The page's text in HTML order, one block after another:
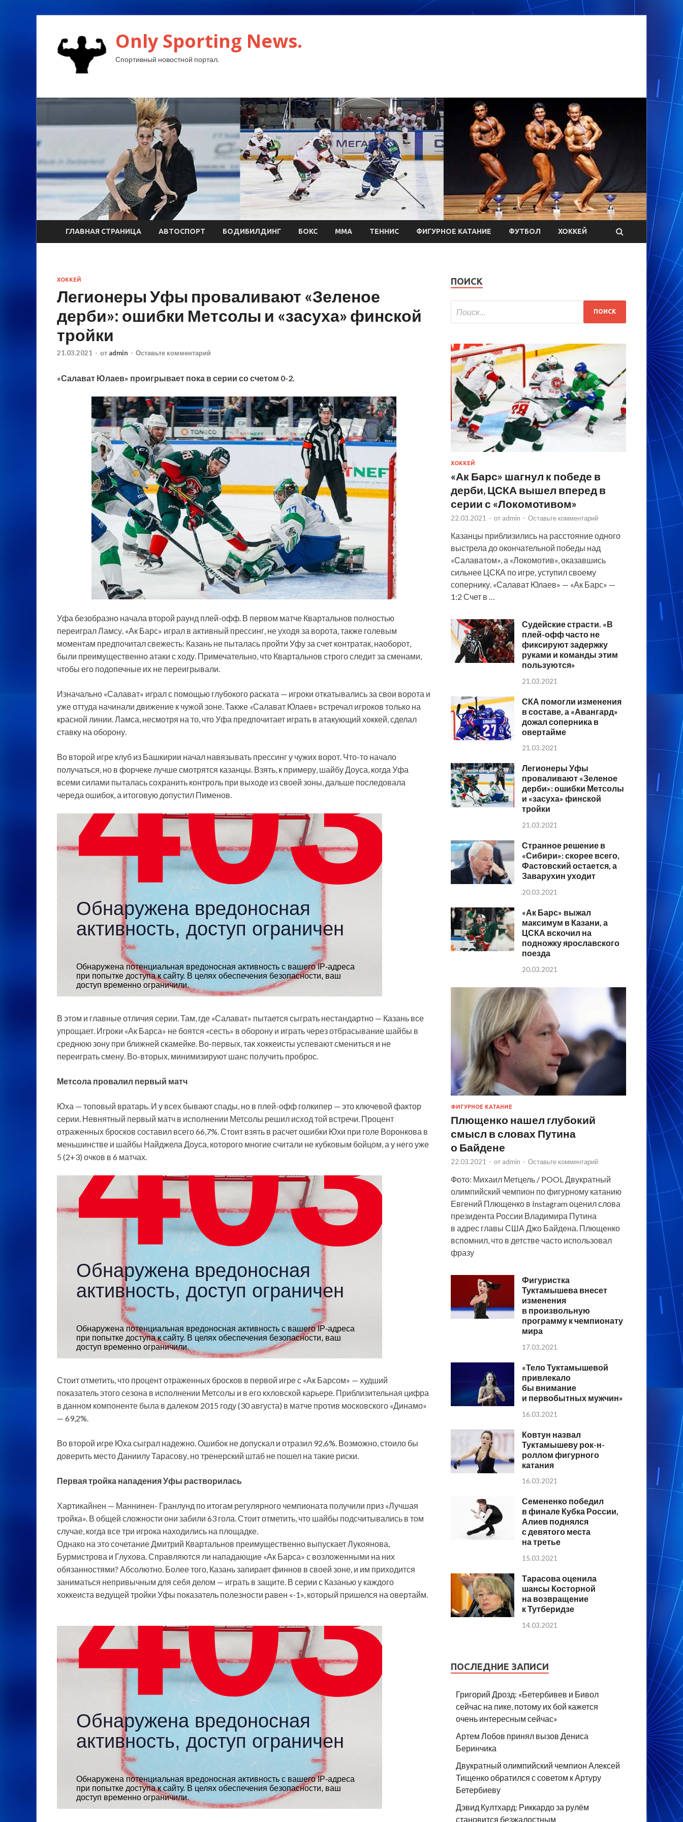
Only Sporting News.
Спортивный новостной портал.
ГЛАВНАЯ СТРАНИЦА АВТОСПОРТ БОДИБИЛДИНГ БОКС MMA ТЕННИС ФИГУРНОЕ КАТАНИЕ ФУТБОЛ ХОККЕЙ
ХОККЕЙ
Легионеры Уфы проваливают «Зеленое
дерби»: ошибки Метсолы и «засуха» финской
тройки
21.03.2021 - от admin - Оставьте комментарий
«Салават Юлаев» проигрывает пока в серии со счетом 0-2.
Уфа безобразно начала второй раунд плей-офф. В первом матче Квартальнов полностью
переиграл Ламсу. «Ак Барс» играл в активный прессинг, не уходя за ворота, также голевым
моментам предпочитал свежесть: Казань не пыталась пройти Уфу за счет контратак, наоборот,
были преимущественно атаки с ходу. Примечательно, что Квартальнов строго следит за сменами,
чтобы его подопечные их не переигрывали.
Изначально «Салават» играл с помощью глубокого раската — игроки откатывались за свои ворота и
уже оттуда начинали движение к чужой зоне. Также «Салават Юлаев» встречал игроков только на
красной линии. Ламса, несмотря на то, что Уфа предпочитает играть в атакующий хоккей, сделал
ставку на оборону.
Во второй игре клуб из Башкирии начал навязывать прессинг у чужих ворот. Что-то начало
получаться, но в форчеке лучше смотрятся казанцы. Взять, к примеру, шайбу Доуса, когда Уфа
всеми силами пыталась сохранить контроль при выходе из своей зоны, дальше последовала
череда ошибок, а итоговую допустил Пименов.
В этом и главные отличия серии. Там, где «Салават» пытается сыграть нестандартно — Казань все
упрощает. Игроки «Ак Барса» не боятся «сесть» в оборону и играть через отбрасывание шайбы в
среднюю зону при ближней скамейке. Во-первых, так хоккеисты успевают смениться и не
переиграть смену. Во-вторых, минимизируют шанс получить проброс.
Метсола провалил первый матч
Юха — топовый вратарь. И у всех бывают спады, но в плей-офф голкипер — это ключевой фактор
серии. Невнятный первый матч в исполнении Метсолы решил исход той встречи. Процент
отраженных бросков составил всего 66,7%. Стоит взять в расчет ошибки Юхи при голе Воронкова в
меньшинстве и шайбы Найджела Доуса, которого многие считали не кубковым бойцом, а у него уже
5 (2+3) очков в 6 матчах.
Стоит отметить, что процент отраженных бросков в первой игре с «Ак Барсом» — худший
показатель этого сезона в исполнении Метсолы и в его кхловской карьере. Приблизительная цифра
в данном компоненте была в далеком 2015 году (30 августа) в матче против московского «Динамо»
— 69,2%.
Во второй игре Юха сыграл надежно. Ошибок не допускал и отразил 92,6%. Возможно, стоило бы
доверить место Даниилу Тарасову, но тренерский штаб не пошел на такие риски.
Первая тройка нападения Уфы растворилась
Хартикайнен — Маннинен- Гранлунд по итогам регулярного чемпионата получили приз «Лучшая
тройка». В общей сложности они забили 63 гола. Стоит отметить, что шайбы подсчитывались в том
случае, когда все три игрока находились на площадке.
Однако на это сочетание Дмитрий Квартальнов преимущественно выпускает Лукоянова,
Бурмистрова и Глухова. Справляются ли нападающие «Ак Барса» с возложенными на них
обязанностями? Абсолютно. Более того, Казань запирает финнов в своей зоне, и им приходится
заниматься непривычным для себя делом — играть в защите. В серии с Казанью у каждого
хоккеиста ведущей тройки Уфы показатель полезности равен «-1», который пришелся на овертайм.
ПОИСК
ХОККЕЙ
«Ак Барс» шагнул к победе в
дерби, ЦСКА вышел вперед в
серии с «Локомотивом»
22.03.2021 - от admin - Оставьте комментарий
Казанцы приблизились на расстояние одного
выстрела до окончательной победы над
«Салаватом», а «Локомотив», оказавшись
сильнее ЦСКА по игре, уступил своему
сопернику. «Салават Юлаев» — «Ак Барс» —
1:2 Счет в …
Судейские страсти. «В
плей-офф часто не
фиксируют задержку
руками и команды этим
пользуются»
21.03.2021
СКА помогли изменения
в составе, а «Авангард»
дожал соперника в
овертайме
21.03.2021
Легионеры Уфы
проваливают «Зеленое
дерби»: ошибки Метсолы
и «засуха» финской
тройки
21.03.2021
Странное решение в
«Сибири»: скорее всего,
Фастовский остается, а
Заварухин уходит
20.03.2021
«Ак Барс» выжал
максимум в Казани, а
ЦСКА вскочил на
подножку ярославского
поезда
20.03.2021
ФИГУРНОЕ КАТАНИЕ
Плющенко нашел глубокий
смысл в словах Путина
о Байдене
22.03.2021 - от admin - Оставьте комментарий
Фото: Михаил Метцель / POOL Двукратный
олимпийский чемпион по фигурному катанию
Евгений Плющенко в Instagram оценил слова
президента России Владимира Путина
в адрес главы США Джо Байдена. Плющенко
вспомнил, что в детстве часто использовал
фразу
Фигуристка
Туктамышева внесет
изменения
в произвольную
программу к чемпионату
мира
17.03.2021
«Тело Туктамышевой
привлекало
бы внимание
и первобытных мужчин»
16.03.2021
Ковтун назвал
Туктамышеву рок-н-
роллом фигурного
катания
16.03.2021
Семененко победил
в финале Кубка России,
Алиев поднялся
с девятого места
на третье
15.03.2021
Тарасова оценила
шансы Косторной
на возвращение
к Тутберидзе
14.03.2021
ПОСЛЕДНИЕ ЗАПИСИ
Григорий Дрозд: «Бетербивев и Бивол
сейчас на пике, потому их бой кажется
очень интересным сейчас»
Артем Лобов принял вызов Дениса
Беринчика
Двукратный олимпийский чемпион Алексей
Тищенко обратился с советом к Артуру
Бетербиеву
Дэвид Култхард: Риккардо за рулём
становится безжалостным